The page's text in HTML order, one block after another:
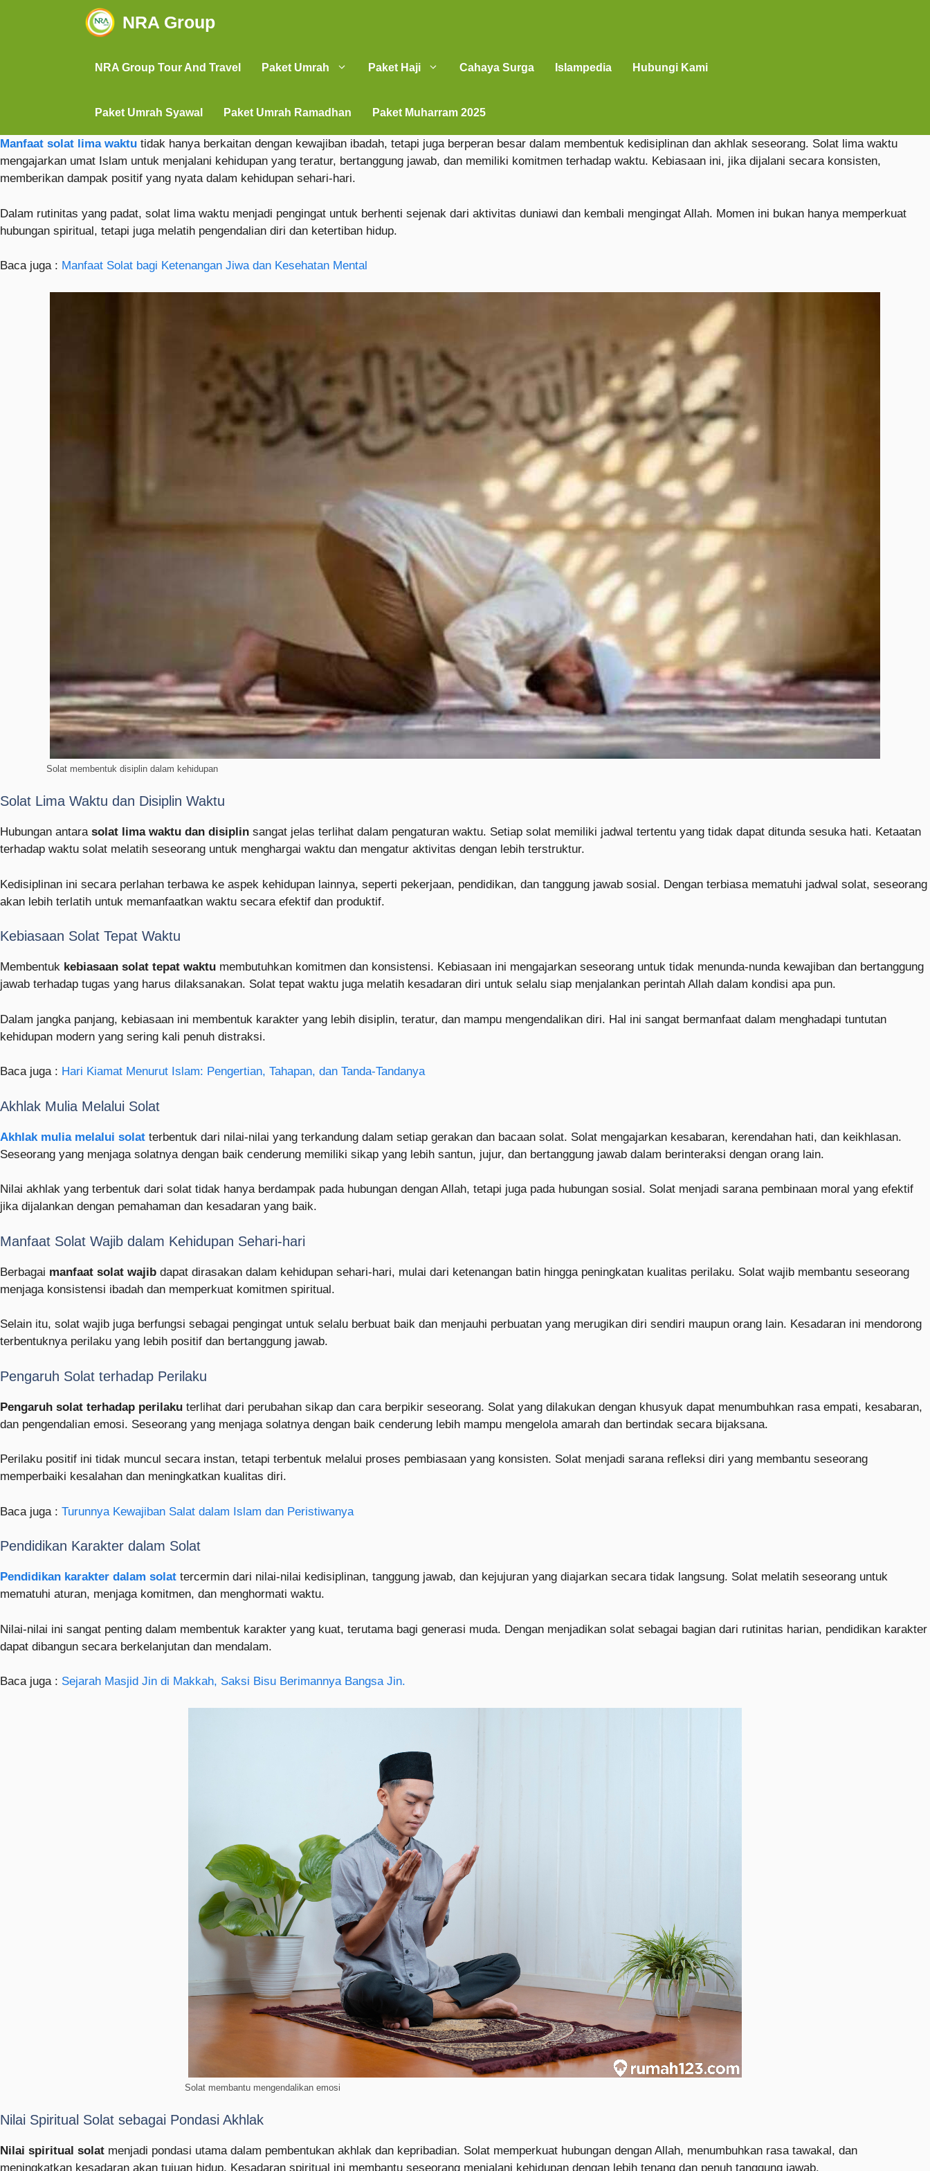
NRA Group
NRA Group Tour And Travel Paket Umrah Paket Haji Cahaya Surga Islampedia Hubungi Kami
Paket Umrah Syawal Paket Umrah Ramadhan Paket Muharram 2025
Manfaat solat lima waktu tidak hanya berkaitan dengan kewajiban ibadah, tetapi juga berperan besar dalam membentuk kedisiplinan dan akhlak seseorang. Solat lima waktu
mengajarkan umat Islam untuk menjalani kehidupan yang teratur, bertanggung jawab, dan memiliki komitmen terhadap waktu. Kebiasaan ini, jika dijalani secara konsisten,
memberikan dampak positif yang nyata dalam kehidupan sehari-hari.
Dalam rutinitas yang padat, solat lima waktu menjadi pengingat untuk berhenti sejenak dari aktivitas duniawi dan kembali mengingat Allah. Momen ini bukan hanya memperkuat
hubungan spiritual, tetapi juga melatih pengendalian diri dan ketertiban hidup.
Baca juga : Manfaat Solat bagi Ketenangan Jiwa dan Kesehatan Mental
Solat membentuk disiplin dalam kehidupan
Solat Lima Waktu dan Disiplin Waktu
Hubungan antara solat lima waktu dan disiplin sangat jelas terlihat dalam pengaturan waktu. Setiap solat memiliki jadwal tertentu yang tidak dapat ditunda sesuka hati. Ketaatan
terhadap waktu solat melatih seseorang untuk menghargai waktu dan mengatur aktivitas dengan lebih terstruktur.
Kedisiplinan ini secara perlahan terbawa ke aspek kehidupan lainnya, seperti pekerjaan, pendidikan, dan tanggung jawab sosial. Dengan terbiasa mematuhi jadwal solat, seseorang
akan lebih terlatih untuk memanfaatkan waktu secara efektif dan produktif.
Kebiasaan Solat Tepat Waktu
Membentuk kebiasaan solat tepat waktu membutuhkan komitmen dan konsistensi. Kebiasaan ini mengajarkan seseorang untuk tidak menunda-nunda kewajiban dan bertanggung
jawab terhadap tugas yang harus dilaksanakan. Solat tepat waktu juga melatih kesadaran diri untuk selalu siap menjalankan perintah Allah dalam kondisi apa pun.
Dalam jangka panjang, kebiasaan ini membentuk karakter yang lebih disiplin, teratur, dan mampu mengendalikan diri. Hal ini sangat bermanfaat dalam menghadapi tuntutan
kehidupan modern yang sering kali penuh distraksi.
Baca juga : Hari Kiamat Menurut Islam: Pengertian, Tahapan, dan Tanda-Tandanya
Akhlak Mulia Melalui Solat
Akhlak mulia melalui solat terbentuk dari nilai-nilai yang terkandung dalam setiap gerakan dan bacaan solat. Solat mengajarkan kesabaran, kerendahan hati, dan keikhlasan.
Seseorang yang menjaga solatnya dengan baik cenderung memiliki sikap yang lebih santun, jujur, dan bertanggung jawab dalam berinteraksi dengan orang lain.
Nilai akhlak yang terbentuk dari solat tidak hanya berdampak pada hubungan dengan Allah, tetapi juga pada hubungan sosial. Solat menjadi sarana pembinaan moral yang efektif
jika dijalankan dengan pemahaman dan kesadaran yang baik.
Manfaat Solat Wajib dalam Kehidupan Sehari-hari
Berbagai manfaat solat wajib dapat dirasakan dalam kehidupan sehari-hari, mulai dari ketenangan batin hingga peningkatan kualitas perilaku. Solat wajib membantu seseorang
menjaga konsistensi ibadah dan memperkuat komitmen spiritual.
Selain itu, solat wajib juga berfungsi sebagai pengingat untuk selalu berbuat baik dan menjauhi perbuatan yang merugikan diri sendiri maupun orang lain. Kesadaran ini mendorong
terbentuknya perilaku yang lebih positif dan bertanggung jawab.
Pengaruh Solat terhadap Perilaku
Pengaruh solat terhadap perilaku terlihat dari perubahan sikap dan cara berpikir seseorang. Solat yang dilakukan dengan khusyuk dapat menumbuhkan rasa empati, kesabaran,
dan pengendalian emosi. Seseorang yang menjaga solatnya dengan baik cenderung lebih mampu mengelola amarah dan bertindak secara bijaksana.
Perilaku positif ini tidak muncul secara instan, tetapi terbentuk melalui proses pembiasaan yang konsisten. Solat menjadi sarana refleksi diri yang membantu seseorang
memperbaiki kesalahan dan meningkatkan kualitas diri.
Baca juga : Turunnya Kewajiban Salat dalam Islam dan Peristiwanya
Pendidikan Karakter dalam Solat
Pendidikan karakter dalam solat tercermin dari nilai-nilai kedisiplinan, tanggung jawab, dan kejujuran yang diajarkan secara tidak langsung. Solat melatih seseorang untuk
mematuhi aturan, menjaga komitmen, dan menghormati waktu.
Nilai-nilai ini sangat penting dalam membentuk karakter yang kuat, terutama bagi generasi muda. Dengan menjadikan solat sebagai bagian dari rutinitas harian, pendidikan karakter
dapat dibangun secara berkelanjutan dan mendalam.
Baca juga : Sejarah Masjid Jin di Makkah, Saksi Bisu Berimannya Bangsa Jin.
Solat membantu mengendalikan emosi
Nilai Spiritual Solat sebagai Pondasi Akhlak
Nilai spiritual solat menjadi pondasi utama dalam pembentukan akhlak dan kepribadian. Solat memperkuat hubungan dengan Allah, menumbuhkan rasa tawakal, dan
meningkatkan kesadaran akan tujuan hidup. Kesadaran spiritual ini membantu seseorang menjalani kehidupan dengan lebih tenang dan penuh tanggung jawab.